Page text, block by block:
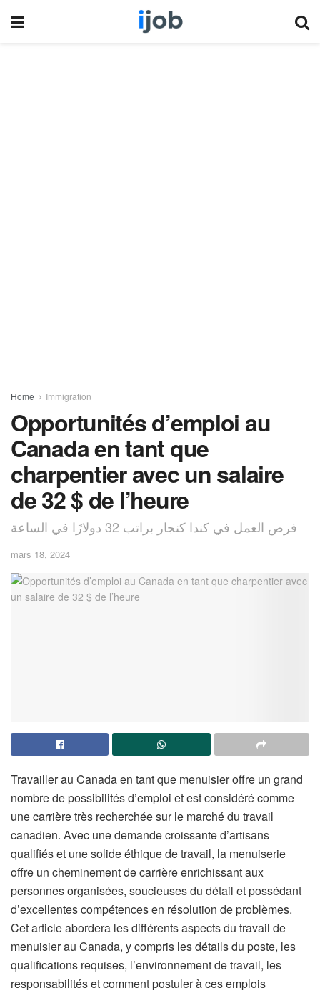
Home Immigration
Opportunités d’emploi au
Canada en tant que
charpentier avec un salaire
de 32 $ de l’heure
فرص العمل في كندا كنجار براتب 32 دولارًا في الساعة
mars 18, 2024
Travailler au Canada en tant que menuisier offre un grand
nombre de possibilités d’emploi et est considéré comme
une carrière très recherchée sur le marché du travail
canadien. Avec une demande croissante d’artisans
qualifiés et une solide éthique de travail, la menuiserie
offre un cheminement de carrière enrichissant aux
personnes organisées, soucieuses du détail et possédant
d’excellentes compétences en résolution de problèmes.
Cet article abordera les différents aspects du travail de
menuisier au Canada, y compris les détails du poste, les
qualifications requises, l’environnement de travail, les
responsabilités et comment postuler à ces emplois